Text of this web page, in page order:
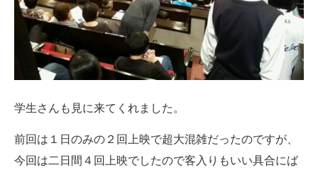
学生さんも見に来てくれました。
前回は１日のみの２回上映で超大混雑だったのですが、
今回は二日間４回上映でしたので客入りもいい具合にば